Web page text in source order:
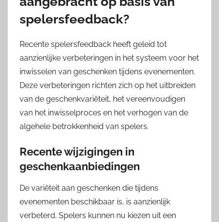
spelersfeedback?
Recente spelersfeedback heeft geleid tot
aanzienlijke verbeteringen in het systeem voor het
inwisselen van geschenken tijdens evenementen.
Deze verbeteringen richten zich op het uitbreiden
van de geschenkvariëteit, het vereenvoudigen
van het inwisselproces en het verhogen van de
algehele betrokkenheid van spelers.
Recente wijzigingen in
geschenkaanbiedingen
De variëteit aan geschenken die tijdens
evenementen beschikbaar is, is aanzienlijk
verbeterd. Spelers kunnen nu kiezen uit een